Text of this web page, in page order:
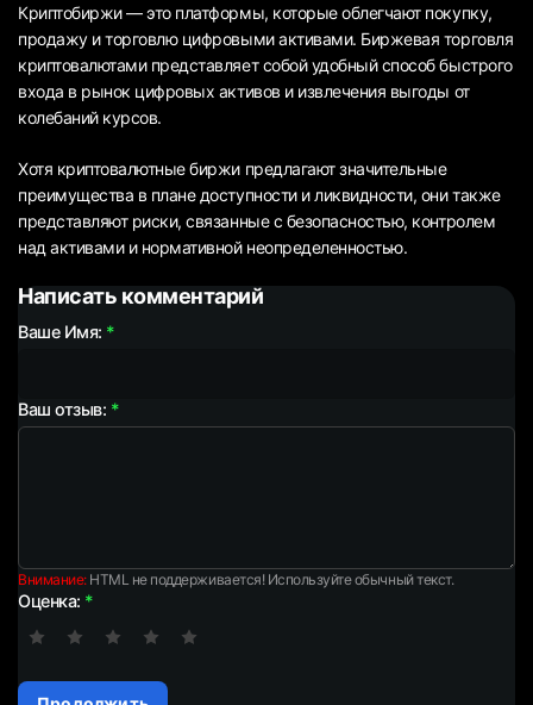
Криптобиржи — это платформы, которые облегчают покупку,
продажу и торговлю цифровыми активами. Биржевая торговля
криптовалютами представляет собой удобный способ быстрого
входа в рынок цифровых активов и извлечения выгоды от
колебаний курсов.
Хотя криптовалютные биржи предлагают значительные
преимущества в плане доступности и ликвидности, они также
представляют риски, связанные с безопасностью, контролем
над активами и нормативной неопределенностью.
Написать комментарий
Ваше Имя:
Ваш отзыв:
Внимание:HTML не поддерживается! Используйте обычный текст.
Оценка: